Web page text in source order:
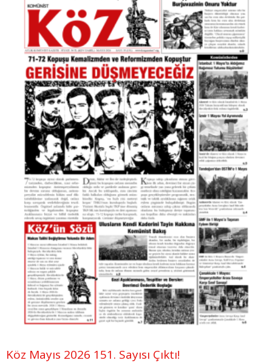
Köz Mayıs 2026 151. Sayısı Çıktı!